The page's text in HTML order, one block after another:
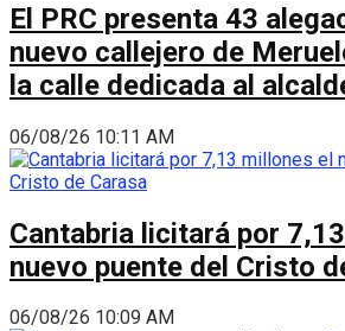
El PRC presenta 43
nuevo callejero de
la calle dedicada al
06/08/26 10:11 AM
Cantabria licitará por
nuevo puente del Cristo
06/08/26 10:09 AM